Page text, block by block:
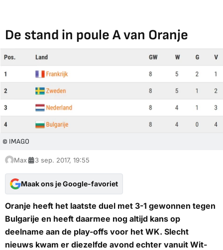
De stand in poule A van Oranje
© IMAGO
Max 3 sep. 2017, 19:55
Maak ons je Google-favoriet
Oranje heeft het laatste duel met 3-1 gewonnen tegen
Bulgarije en heeft daarmee nog altijd kans op
deelname aan de play-offs voor het WK. Slecht
nieuws kwam er diezelfde avond echter vanuit Wit-